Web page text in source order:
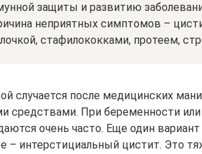
защиты и развитию
неприятных симптомов –
стафилококками, протеем,
случается после медицинских
средствами. При беременности
очень часто. Еще один
– интерстициальный цистит. Это